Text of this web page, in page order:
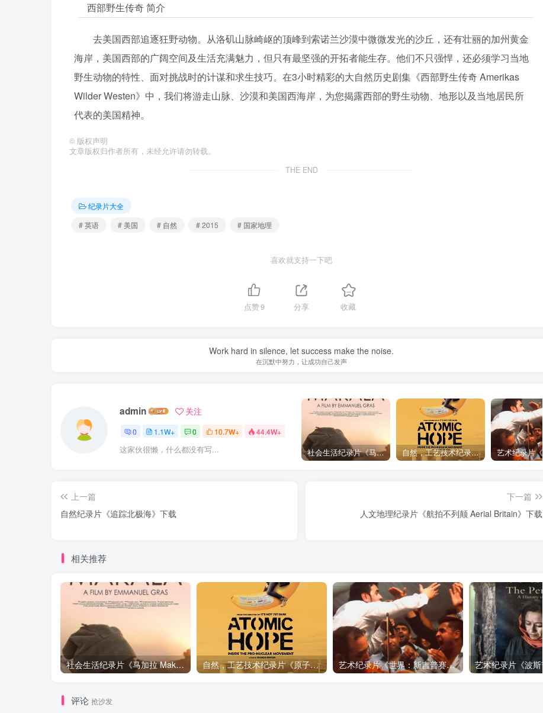
西部野生传奇 简介
去美国西部追逐狂野动物。从洛矶山脉崎岖的顶峰到索诺兰沙漠中微微发光的沙丘，还有壮丽的加州黄金
海岸，美国西部的广阔空间及生活充满魅力，但只有最坚强的开拓者能生存。他们不只强悍，还必须学习当地
野生动物的特性、面对挑战时的计谋和求生技巧。在3小时精彩的大自然历史剧集《西部野生传奇 Amerikas
Wilder Westen》中，我们将游走山脉、沙漠和美国西海岸，为您揭露西部的野生动物、地形以及当地居民所
代表的美国精神。
© 版权声明
文章版权归作者所有，未经允许请勿转载。
THE END
纪录片大全
# 英语
# 美国 # 自然 # 2015 # 国家地理
喜欢就支持一下吧
点赞9 分享 收藏
Work hard in silence, let success make the noise.
在沉默中努力，让成功自己发声
admin 关注
0 1.1W+ 0 10.7W+ 44.4W+
这家伙很懒，什么都没有写... 社会生活纪录片《马加拉 Makala》下载 自然，工艺技术纪录片《原子能的希望 Atomic Hope – Inside the Pro-Nuclear Movement》下载
上一篇
自然纪录片《追踪北极海》下载
下一篇
人文地理纪录片《航拍不列颠 Aerial Britain》下载
相关推荐
社会生活纪录片《马加拉 Makala》下载 自然，工艺技术纪录片《原子能的希望 Atomic Hope – Inside the Pro-Nuclear Movement》下载 艺术纪录片《世界：新吉普赛之王 This World: The New Gypsy Kings》下载
评论 抢沙发